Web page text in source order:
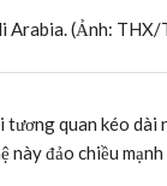
Arabia. (Ảnh:
quan kéo
này đảo chiều